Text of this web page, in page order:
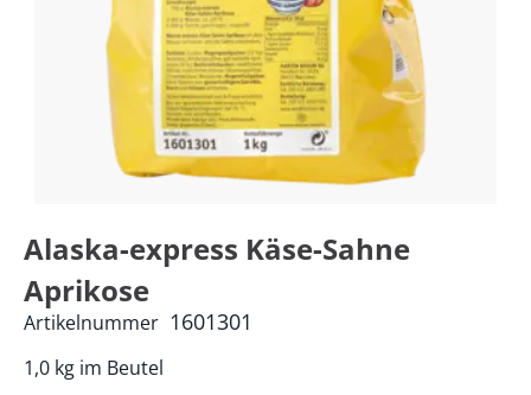
Alaska-express Käse-Sahne
Aprikose
1,0 kg im Beutel
Artikelnummer 1601301